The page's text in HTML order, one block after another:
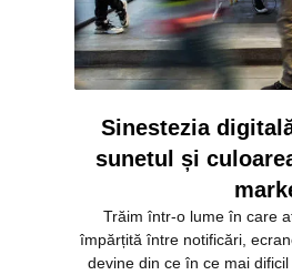
Sinestezia
sunetul și
Trăim într-o lume în care
împărțită între notificări,
devine din ce în ce mai